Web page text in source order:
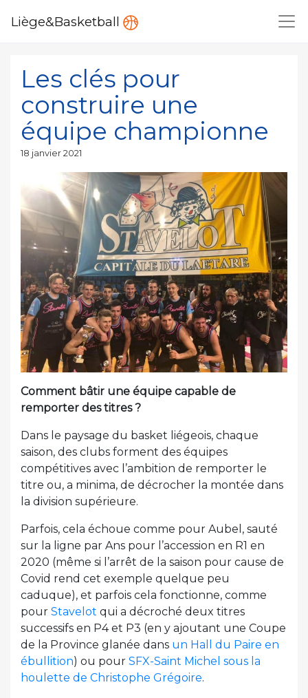
Liège&Basketball
Les clés pour
construire une
équipe championne
Publié
18 janvier 2021
Comment bâtir une équipe capable de
remporter des titres ?
Dans le paysage du basket liégeois, chaque
saison, des clubs forment des équipes
compétitives avec l’ambition de remporter le
titre ou, a minima, de décrocher la montée dans
la division supérieure.
Parfois, cela échoue comme pour Aubel, sauté
sur la ligne par Ans pour l’accession en R1 en
2020 (même si l’arrêt de la saison pour cause de
Covid rend cet exemple quelque peu
caduque), et parfois cela fonctionne, comme
pour Stavelot qui a décroché deux titres
successifs en P4 et P3 (en y ajoutant une Coupe
de la Province glanée dans un Hall du Paire en
ébullition) ou pour SFX-Saint Michel sous la
houlette de Christophe Grégoire.